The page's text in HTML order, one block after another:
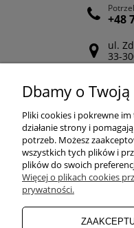
+48
ul.
33-
Dbamy o
Pliki cookies i pokrewne
działanie strony i
potrzeb. Możesz
wszystkich tych plików i
plików do swoich
Więcej o plikach cookies
prywatności.